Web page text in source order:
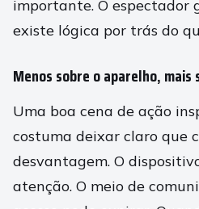
importante. O espectador
existe lógica por trás do
Menos sobre o aparelho, mais
Uma boa cena de ação
costuma deixar claro que
desvantagem. O
atenção. O meio de